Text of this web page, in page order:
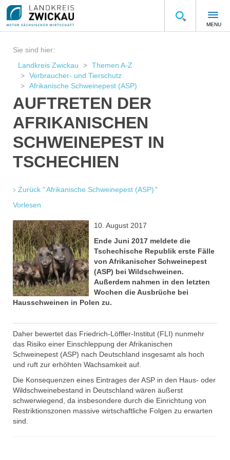
MENU
Sie sind hier:
Landkreis Zwickau
Themen A-Z
Verbraucher- und Tierschutz
Afrikanische Schweinepest (ASP)
AUFTRETEN DER
AFRIKANISCHEN
SCHWEINEPEST IN
TSCHECHIEN
Zurück " Afrikanische Schweinepest (ASP) "
Vorlesen
10. August 2017
Ende Juni 2017 meldete die
Tschechische Republik erste Fälle
von Afrikanischer Schweinepest
(ASP) bei Wildschweinen.
Außerdem nahmen in den letzten
Wochen die Ausbrüche bei
Hausschweinen in Polen zu.
Daher bewertet das Friedrich-Löffler-Institut (FLI) nunmehr
das Risiko einer Einschleppung der Afrikanischen
Schweinepest (ASP) nach Deutschland insgesamt als hoch
und ruft zur erhöhten Wachsamkeit auf.
Die Konsequenzen eines Eintrages der ASP in den Haus- oder
Wildschweinebestand in Deutschland wären äußerst
schwerwiegend, da insbesondere durch die Einrichtung von
Restriktionszonen massive wirtschaftliche Folgen zu erwarten
sind.